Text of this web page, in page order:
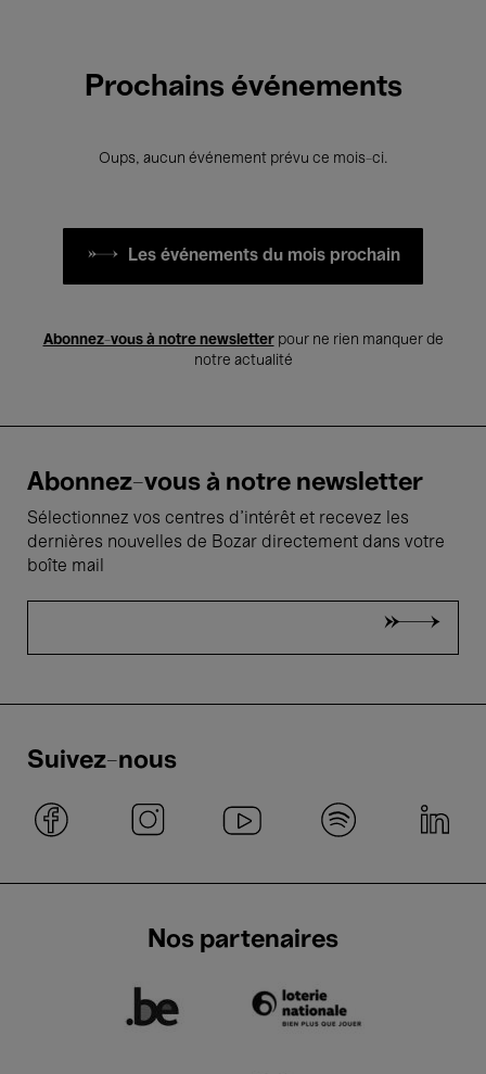
Prochains événements
Oups, aucun événement prévu ce mois-ci.
Les événements du mois prochain
Abonnez-vous à notre newsletterpour ne rien manquer de
notre actualité
Abonnez-vous à notre newsletter
Sélectionnez vos centres d'intérêt et recevez les
dernières nouvelles de Bozar directement dans votre
boîte mail
Suivez-nous
Nos partenaires